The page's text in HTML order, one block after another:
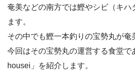
奄美などの南方では鰹やシビ（キハ
ます。
その中でも鰹一本釣りの宝勢丸が奄
今回はその宝勢丸の運営する食堂で
housei」を紹介します。